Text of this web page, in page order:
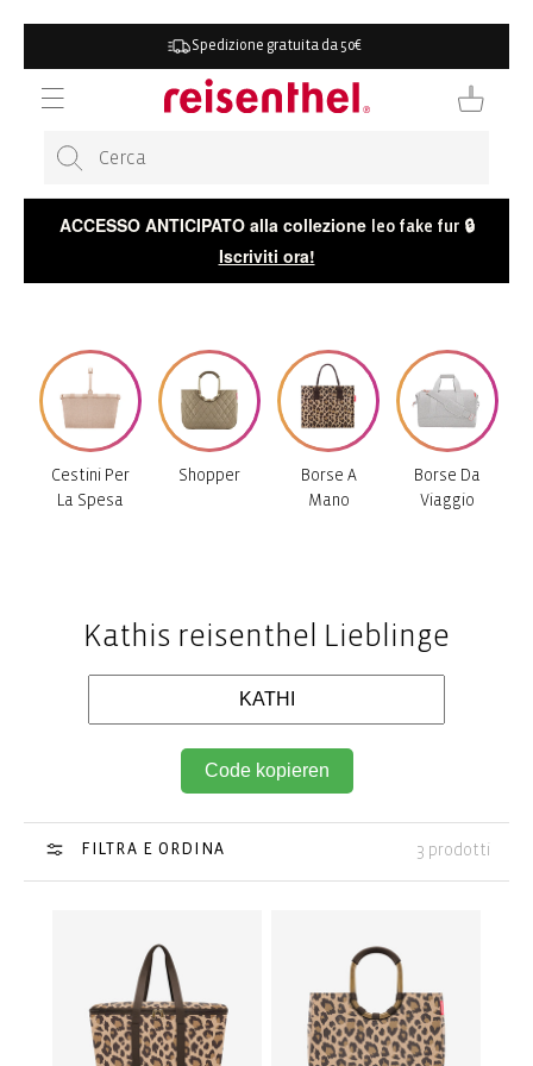
Spedizione gratuita da 50€
Carrello
ACCESSO ANTICIPATO alla collezione leo fake fur🔒
Iscriviti ora!
Cestini Per
La Spesa
Shopper
Borse A
Mano
Borse Da
Viaggio
Kathis reisenthel Lieblinge
Code kopieren
FILTRA E ORDINA 3 prodotti